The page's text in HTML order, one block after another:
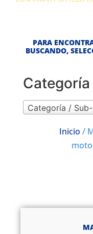
PARA
BUSCANDO,
Categoría /
Inicio /